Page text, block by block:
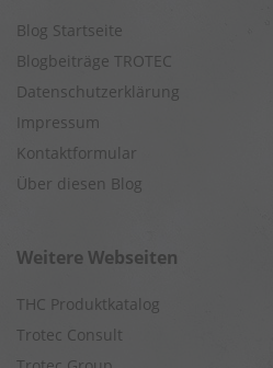
Blog Startseite
Blogbeiträge TROTEC
Datenschutzerklärung
Impressum
Kontaktformular
Über diesen Blog
Weitere Webseiten
THC Produktkatalog
Trotec Consult